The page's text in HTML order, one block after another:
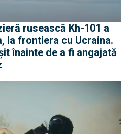
rusească Kh-101 a
la frontiera cu Ucraina.
înainte de a fi angajată